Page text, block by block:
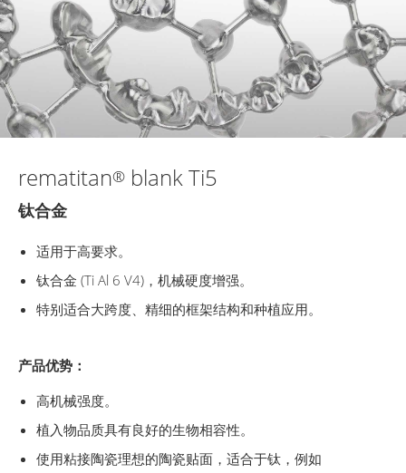
rematitan® blank Ti5
钛合金
适用于高要求。
钛合金 (Ti Al 6 V4)，机械硬度增强。
特别适合大跨度、精细的框架结构和种植应用。
产品优势：
高机械强度。
植入物品质具有良好的生物相容性。
使用粘接陶瓷理想的陶瓷贴面，适合于钛，例如